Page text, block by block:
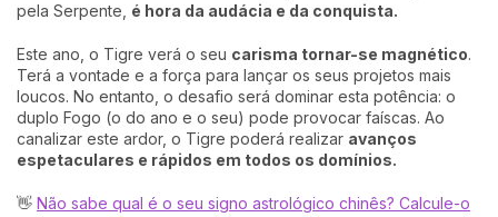
pela Serpente, é hora da audácia e da conquista.
Este ano, o Tigre verá o seu carisma tornar-se magnético.
Terá a vontade e a força para lançar os seus projetos mais
loucos. No entanto, o desafio será dominar esta potência: o
duplo Fogo (o do ano e o seu) pode provocar faíscas. Ao
canalizar este ardor, o Tigre poderá realizar avanços
espetaculares e rápidos em todos os domínios.
👋 Não sabe qual é o seu signo astrológico chinês? Calcule-o